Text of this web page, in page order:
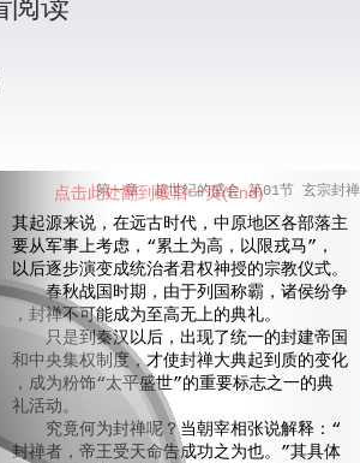
阅读
第一章 超世纪的盛会 第01节 玄宗封禅
其起源来说，在远古时代，中原地区各部落主
要从军事上考虑，“累土为高，以限戎马”，
以后逐步演变成统治者君权神授的宗教仪式。
春秋战国时期，由于列国称霸，诸侯纷争
，封禅不可能成为至高无上的典礼。
只是到秦汉以后，出现了统一的封建帝国
和中央集权制度，才使封禅大典起到质的变化
，成为粉饰“太平盛世”的重要标志之一的典
礼活动。
究竟何为封禅呢？当朝宰相张说解释：“
封禅者，帝王受天命告成功之为也。”其具体
点击此处翻到最后一页(End)